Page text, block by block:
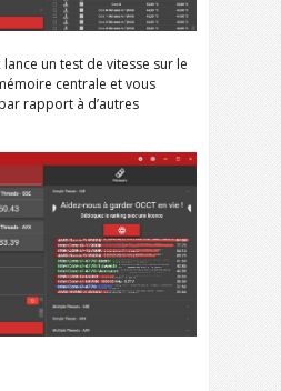
lance un test de vitesse sur le
centrale et vous
rapport à d’autres